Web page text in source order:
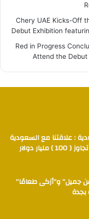
Chery UAE Kicks-Off
Debut Exhibition
Red in Progress
Attend the Debut
: علاقتنا مع السعودية
دولار
جميل” و”أزكى طعامًا”
بجدة